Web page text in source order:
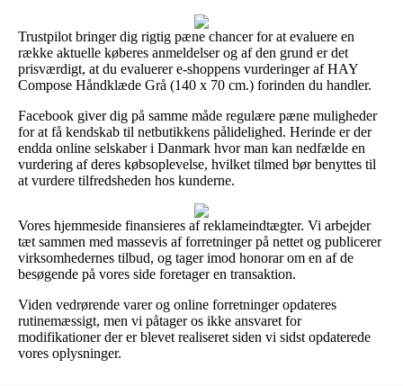
Trustpilot bringer dig rigtig pæne chancer for at evaluere en
række aktuelle køberes anmeldelser og af den grund er det
prisværdigt, at du evaluerer e-shoppens vurderinger af HAY
Compose Håndklæde Grå (140 x 70 cm.) forinden du handler.
Facebook giver dig på samme måde regulære pæne muligheder
for at få kendskab til netbutikkens pålidelighed. Herinde er der
endda online selskaber i Danmark hvor man kan nedfælde en
vurdering af deres købsoplevelse, hvilket tilmed bør benyttes til
at vurdere tilfredsheden hos kunderne.
Vores hjemmeside finansieres af reklameindtægter. Vi arbejder
tæt sammen med massevis af forretninger på nettet og publicerer
virksomhedernes tilbud, og tager imod honorar om en af de
besøgende på vores side foretager en transaktion.
Viden vedrørende varer og online forretninger opdateres
rutinemæssigt, men vi påtager os ikke ansvaret for
modifikationer der er blevet realiseret siden vi sidst opdaterede
vores oplysninger.